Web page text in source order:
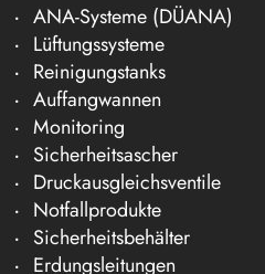
ANA-Systeme (DÜANA)
Lüftungssysteme
Reinigungstanks
Auffangwannen
Monitoring
Sicherheitsascher
Druckausgleichsventile
Notfallprodukte
Sicherheitsbehälter
Erdungsleitungen